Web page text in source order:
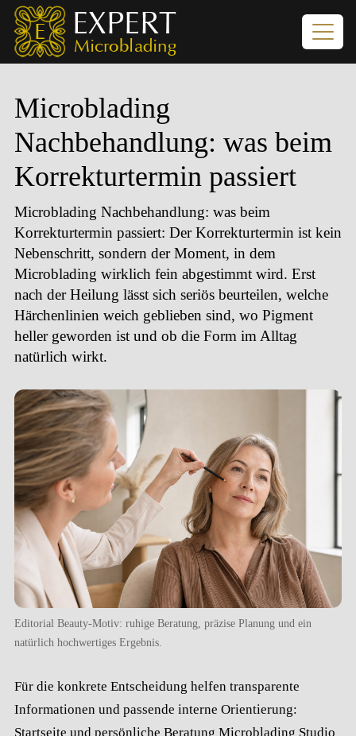
Microblading
Nachbehandlung: was beim
Korrekturtermin passiert
Microblading Nachbehandlung: was beim
Korrekturtermin passiert: Der Korrekturtermin ist kein
Nebenschritt, sondern der Moment, in dem
Microblading wirklich fein abgestimmt wird. Erst
nach der Heilung lässt sich seriös beurteilen, welche
Härchenlinien weich geblieben sind, wo Pigment
heller geworden ist und ob die Form im Alltag
natürlich wirkt.
Editorial Beauty-Motiv: ruhige Beratung, präzise Planung und ein
natürlich hochwertiges Ergebnis.
Für die konkrete Entscheidung helfen transparente
Informationen und passende interne Orientierung:
Startseite und persönliche Beratung Microblading Studio